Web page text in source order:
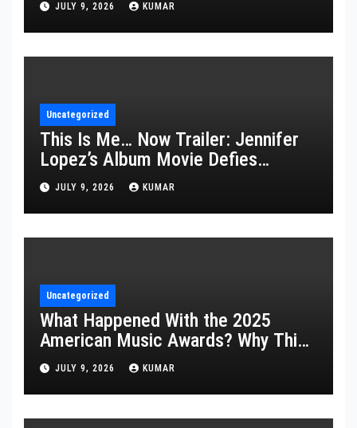
JULY 9, 2026 KUMAR
Uncategorized
This Is Me… Now Trailer: Jennifer
Lopez’s Album Movie Defies
Description
JULY 9, 2026 KUMAR
Uncategorized
What Happened With the 2025
American Music Awards? Why This
Year’s Ceremony Fell Flat
JULY 9, 2026 KUMAR